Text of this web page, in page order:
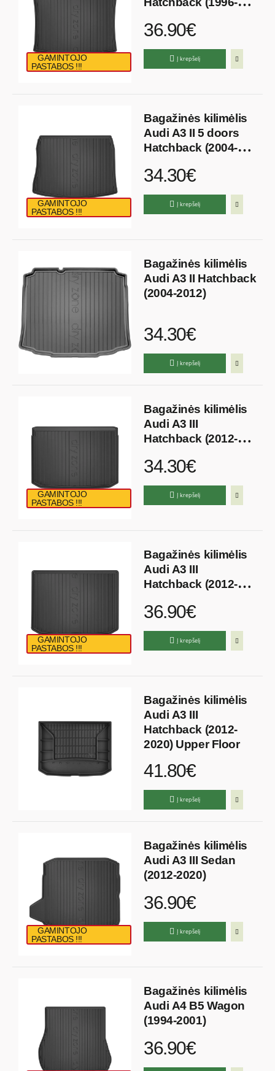
GAMINTOJO
PASTABOS !!!
36.90€
Į krepšelį
GAMINTOJO
PASTABOS !!!
Bagažinės kilimėlis
Audi A3 II 5 doors
Hatchback (2004-
34.30€
Į krepšelį
Bagažinės kilimėlis
Audi A3 II Hatchback
(2004-2012)
34.30€
Į krepšelį
GAMINTOJO
PASTABOS !!!
Bagažinės kilimėlis
Audi A3 III
Hatchback (2012-
34.30€
Į krepšelį
GAMINTOJO
PASTABOS !!!
Bagažinės kilimėlis
Audi A3 III
Hatchback (2012-
36.90€
Į krepšelį
Bagažinės kilimėlis
Audi A3 III
Hatchback (2012-
2020) Upper Floor
41.80€
Į krepšelį
GAMINTOJO
PASTABOS !!!
Bagažinės kilimėlis
Audi A3 III Sedan
(2012-2020)
36.90€
Į krepšelį
Bagažinės kilimėlis
Audi A4 B5 Wagon
(1994-2001)
36.90€